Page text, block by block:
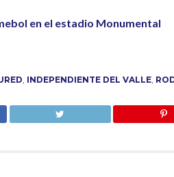
en el estadio Monumental
, INDEPENDIENTE DEL VALLE,